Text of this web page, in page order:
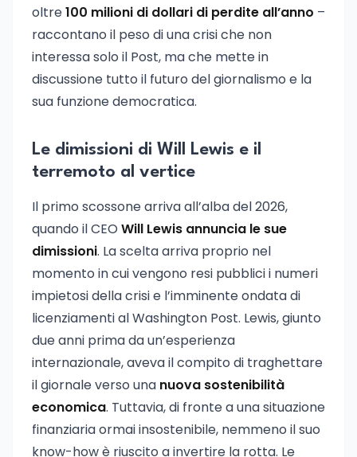
oltre100 milioni di dollari di perdite all’anno –
raccontano il peso di una crisi che non
interessa solo il Post, ma che mette in
discussione tutto il futuro del giornalismo e la
sua funzione democratica.
Le dimissioni di Will Lewis e il
terremoto al vertice
Il primo scossone arriva all’alba del 2026,
quando il CEO Will Lewis annuncia le sue
dimissioni. La scelta arriva proprio nel
momento in cui vengono resi pubblici i numeri
impietosi della crisi e l’imminente ondata di
licenziamenti al Washington Post. Lewis, giunto
due anni prima da un’esperienza
internazionale, aveva il compito di traghettare
il giornale verso una nuova sostenibilità
economica. Tuttavia, di fronte a una situazione
finanziaria ormai insostenibile, nemmeno il suo
know-how è riuscito a invertire la rotta. Le